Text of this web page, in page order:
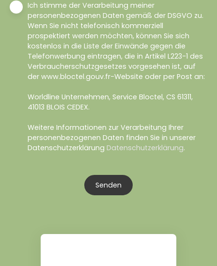
Ich stimme der Verarbeitung meiner
personenbezogenen Daten gemäß der DSGVO zu.
Wenn Sie nicht telefonisch kommerziell
prospektiert werden möchten, können Sie sich
kostenlos in die Liste der Einwände gegen die
Telefonwerbung eintragen, die in Artikel L223-1 des
Verbraucherschutzgesetzes vorgesehen ist, auf
der www.bloctel.gouv.fr-Website oder per Post an:
Worldline Unternehmen, Service Bloctel, CS 61311,
41013 BLOIS CEDEX.
Weitere Informationen zur Verarbeitung Ihrer
personenbezogenen Daten finden Sie in unserer
Datenschutzerklärung Datenschutzerklärung.
Senden